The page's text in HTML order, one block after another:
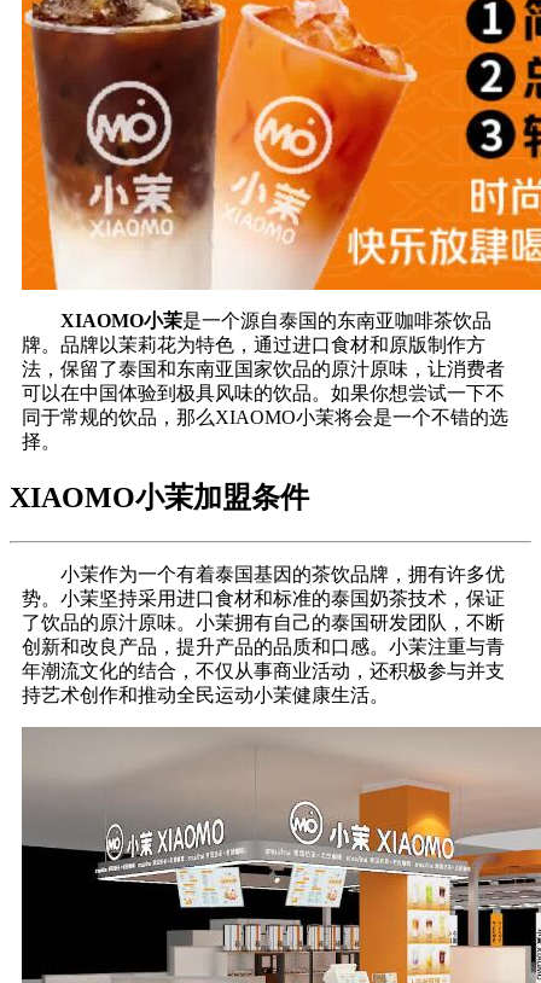
XIAOMO小茉是一个源自泰国的东南亚咖啡茶饮品
牌。品牌以茉莉花为特色，通过进口食材和原版制作方
法，保留了泰国和东南亚国家饮品的原汁原味，让消费者
可以在中国体验到极具风味的饮品。如果你想尝试一下不
同于常规的饮品，那么XIAOMO小茉将会是一个不错的选
择。
XIAOMO小茉加盟条件
小茉作为一个有着泰国基因的茶饮品牌，拥有许多优
势。小茉坚持采用进口食材和标准的泰国奶茶技术，保证
了饮品的原汁原味。小茉拥有自己的泰国研发团队，不断
创新和改良产品，提升产品的品质和口感。小茉注重与青
年潮流文化的结合，不仅从事商业活动，还积极参与并支
持艺术创作和推动全民运动小茉健康生活。